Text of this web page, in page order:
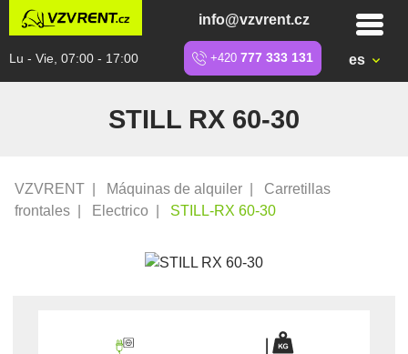
info@vzvrent.cz
Lu - Vie, 07:00 - 17:00 +420 777 333 131 es
STILL RX 60-30
VZVRENT Máquinas de alquiler
Carretillas
frontales
Electrico STILL-RX 60-30